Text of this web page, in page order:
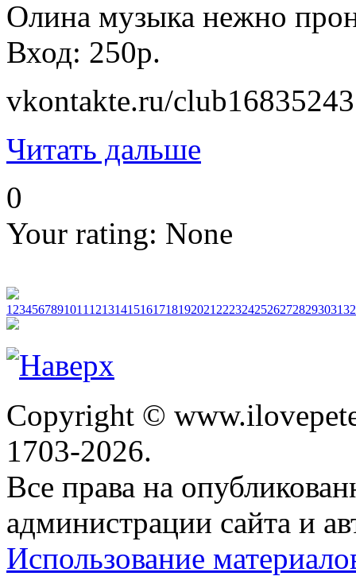
Олина музыка нежно
Вход: 250р.
vkontakte.ru/club16835243
Читать дальше
0
Your rating: None
1 234567891011 12131415161718192021 2223242526272829303132
Copyright ©
1703-2026.
Все права на
администрации сайта и
Использование